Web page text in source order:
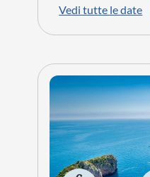
Sicilia,
da € 1.489
PROSSIMA
Città da visitare:
Monreale - Via del
- Piazza Armerina -
Siracusa -